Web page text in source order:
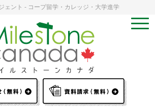
ェント - コープ留学・カレッジ・大学進学